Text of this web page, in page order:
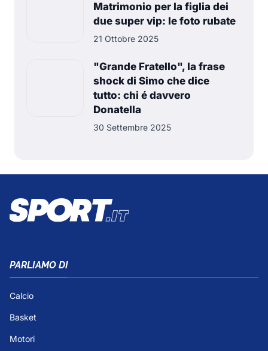
Matrimonio per la figlia dei
due super vip: le foto rubate
21 Ottobre 2025
"Grande Fratello", la frase
shock di Simo che dice
tutto: chi é davvero
Donatella
30 Settembre 2025
PARLIAMO DI
Calcio
Basket
Motori